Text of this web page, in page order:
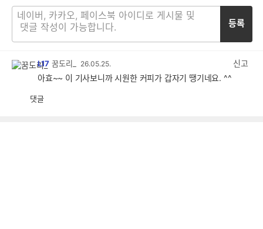
등록
L17 꿈도리_ 26.05.25.
신고
아효~~ 이 기사보니까 시원한 커피가 갑자기 땡기네요. ^^
댓글